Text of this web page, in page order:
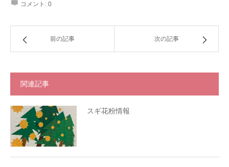
コメント: 0
前の記事 次の記事
関連記事
スギ花粉情報